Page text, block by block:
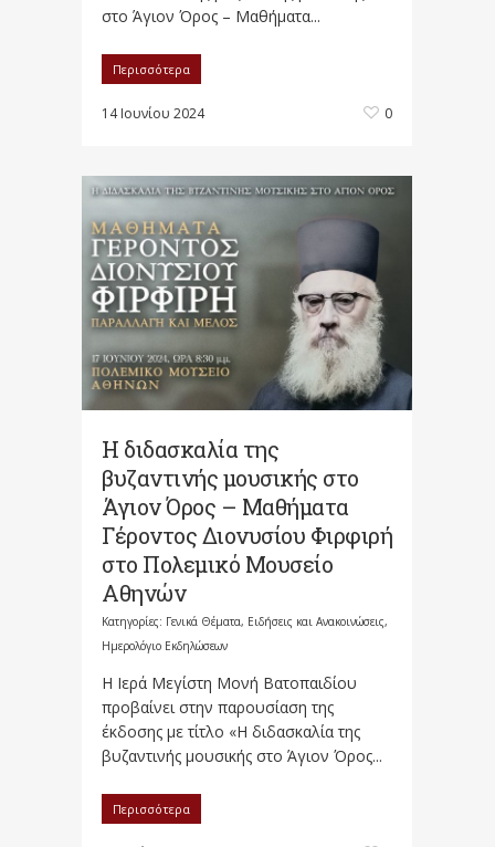
στο Άγιον Όρος – Μαθήματα...
Περισσότερα
14 Ιουνίου 2024 0
Η διδασκαλία της
βυζαντινής μουσικής στο
Άγιον Όρος – Μαθήματα
Γέροντος Διονυσίου Φιρφιρή
στο Πολεμικό Μουσείο
Αθηνών
Κατηγορίες: Γενικά Θέματα, Ειδήσεις και Ανακοινώσεις,
Ημερολόγιο Εκδηλώσεων
Η Ιερά Μεγίστη Μονή Βατοπαιδίου
προβαίνει στην παρουσίαση της
έκδοσης με τίτλο «Η διδασκαλία της
βυζαντινής μουσικής στο Άγιον Όρος...
Περισσότερα